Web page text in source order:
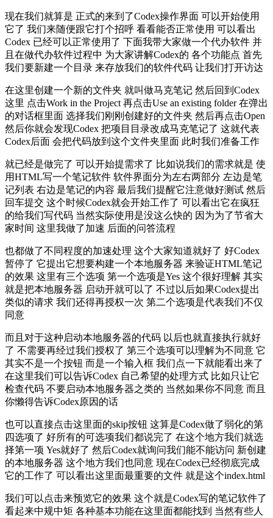
现在我们就算是 正式的来到了Codex操作界面 可以开始使用
它了 我们来随便跟它打个招呼 看看能否正常使用 可以看出
Codex 已经可以正常使用了 下面我带大家做一个代办软件 并
且在做代办软件过程中 为大家讲解Codex的 各个功能点 首先
我们要新建一个目录 来存放我们的软件代码 让我们打开访达
在这里创建一个新的文件夹 就叫做马克笔记 然后回到Codex
这里 点击Work in the Project 再点击Use an existing folder 在弹出
的对话框里面 选择我们刚刚创建好的文件夹 然后再点击Open
然后你就会发现Codex 把项目目录改成马克笔记了 这就代表
Codex后面 会把代码放到这个文件夹里面 此时我们准备工作
就已经是做完了 可以开始提需求了 比如说我们的需求就是 使
用HTML写一个笔记软件 软件界面分为左右两部分 左边是笔
记列表 右边是笔记的内容 最后我们提醒它注意做好测试 然后
回车提交 这个时候Codex就会开始工作了 可以看出它在疯狂
的给我们写代码 当然实际使用是没这么快的 因为为了节省大
家时间 这里我做了加速 后面的问答流程
也都做了不同程度的加速处理 这个大家知道就好了 好Codex
暂停了 它提出它想要构建一个本地服务器 来验证HTML笔记
的效果 这里有三个选项 第一个选项是Yes 这个很好理解 其实
就是把本地服务器 启动开就可以了 不过以后如果Codex提出
类似的请求 我们还得再授权一次 第二个选项是代表我们不仅
同意
而且对于这种启动本地服务器的代码 以后也就直接执行就好
了 不需要再经过我们授权了 第三个选项可以理解为不同意 它
其实不是一个按钮 而是一个输入框 我们点一下就能看出来了
在这里我们可以告诉Codex 自己希望的处理方式 比如只让它
检查代码 不要启动本地服务器之类的 当然如果你不同意 而且
你懒得告诉Codex原因的话
也可以直接点击这里面的skip按钮 这算是Codex做了弱化的第
四选项了 好所有的可选项我们都说完了 在这个地方我们就选
择第一项 Yes就好了 然后Codex就询问我们能不能访问 新创建
的本地服务器 这个地方我们也同意 现在Codex已经彻底完成
它的工作了 可以看出这里面最重要的文件 就是这个index.html
我们可以点击来预览它的效果 这个就是Codex写的笔记软件了
看起来中规中矩 各种基本功能在这里面都能找到 当然有些人